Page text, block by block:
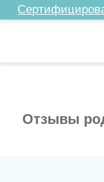
Сертифицированные
Отзывы